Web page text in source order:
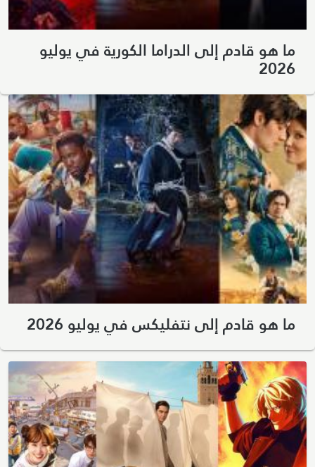
ما هو قادم إلى الدراما الكورية في يوليو
2026
ما هو قادم إلى نتفليكس في يوليو 2026